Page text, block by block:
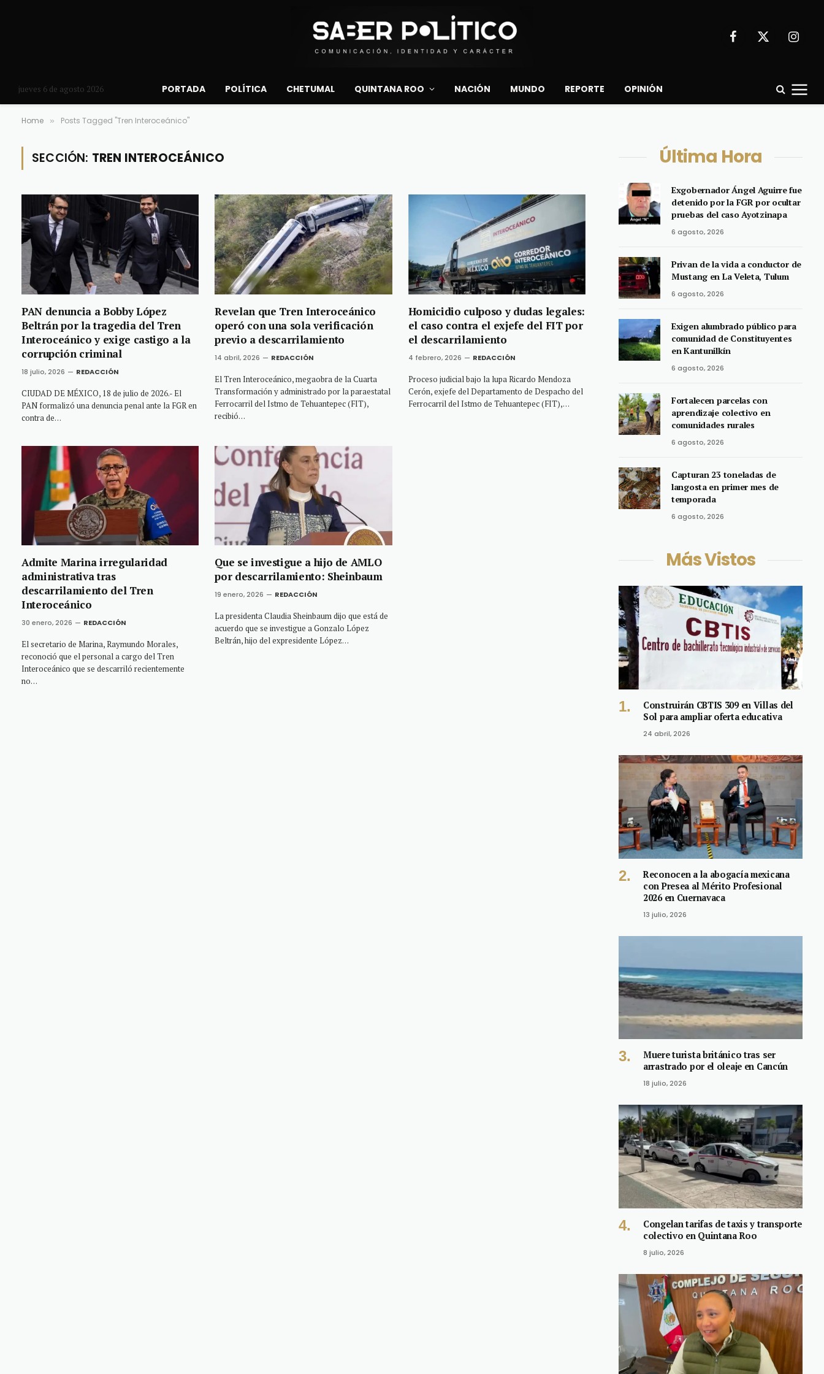
Facebook
X
jueves 6 de agosto 2026 PORTADA POLÍTICA CHETUMAL QUINTANA ROO NACIÓN MUNDO REPORTE OPINIÓN
Home » Posts Tagged "Tren Interoceánico"
SECCIÓN: TREN INTEROCEÁNICO
PAN denuncia a Bobby López
Beltrán por la tragedia del Tren
Interoceánico y exige castigo a la
corrupción criminal
18 julio, 2026 REDACCIÓN
CIUDAD DE MÉXICO, 18 de julio de 2026.- El
PAN formalizó una denuncia penal ante la FGR en
contra de…
Revelan que Tren Interoceánico
operó con una sola verificación
previo a descarrilamiento
14 abril, 2026 REDACCIÓN
El Tren Interoceánico, megaobra de la Cuarta
Transformación y administrado por la paraestatal
Ferrocarril del Istmo de Tehuantepec (FIT),
recibió…
Homicidio culposo y dudas legales:
el caso contra el exjefe del FIT por
el descarrilamiento
4 febrero, 2026 REDACCIÓN
Proceso judicial bajo la lupa Ricardo Mendoza
Cerón, exjefe del Departamento de Despacho del
Ferrocarril del Istmo de Tehuantepec (FIT),…
Admite Marina irregularidad
administrativa tras
descarrilamiento del Tren
Interoceánico
30 enero, 2026 REDACCIÓN
El secretario de Marina, Raymundo Morales,
reconoció que el personal a cargo del Tren
Interoceánico que se descarriló recientemente
no…
Que se investigue a hijo de AMLO
por descarrilamiento: Sheinbaum
19 enero, 2026 REDACCIÓN
La presidenta Claudia Sheinbaum dijo que está de
acuerdo que se investigue a Gonzalo López
Beltrán, hijo del expresidente López…
Última Hora
Exgobernador Ángel Aguirre fue
detenido por la FGR por ocultar
pruebas del caso Ayotzinapa
6 agosto, 2026
Privan de la vida a conductor de
Mustang en La Veleta, Tulum
6 agosto, 2026
Exigen alumbrado público para
comunidad de Constituyentes
en Kantunilkín
6 agosto, 2026
Fortalecen parcelas con
aprendizaje colectivo en
comunidades rurales
6 agosto, 2026
Capturan 23 toneladas de
langosta en primer mes de
temporada
6 agosto, 2026
Más Vistos
Construirán CBTIS 309 en Villas del
Sol para ampliar oferta educativa
24 abril, 2026
Reconocen a la abogacía mexicana
con Presea al Mérito Profesional
2026 en Cuernavaca
13 julio, 2026
Muere turista británico tras ser
arrastrado por el oleaje en Cancún
18 julio, 2026
Congelan tarifas de taxis y transporte
colectivo en Quintana Roo
8 julio, 2026